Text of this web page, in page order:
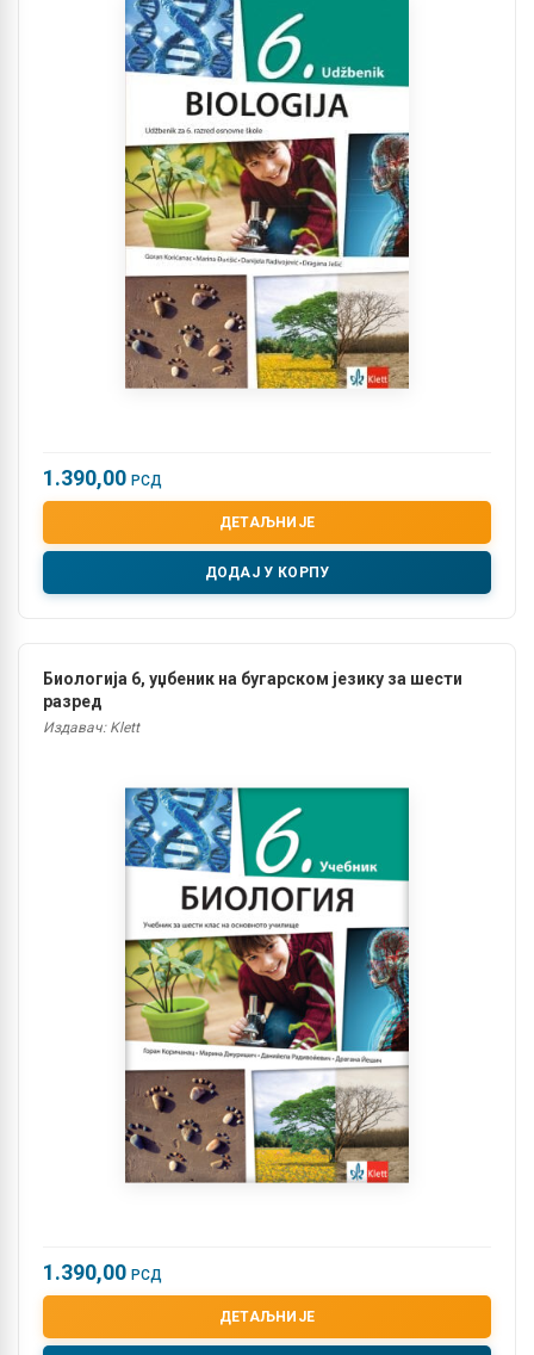
1.390,00 РСД
ДЕТАЉНИЈЕ
ДОДАЈ У КОРПУ
Биологија 6, уџбеник на бугарском језику за шести
разред
Издавач: Klett
1.390,00 РСД
ДЕТАЉНИЈЕ